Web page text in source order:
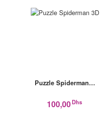
Puzzle Spiderman…
100,00Dhs